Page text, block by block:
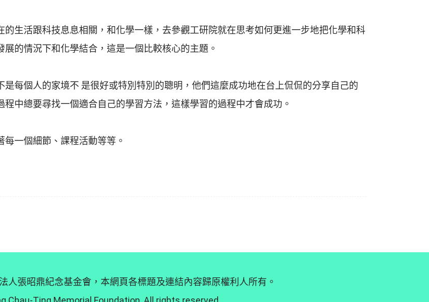
生活跟科技息息相關，和化學一樣，去參觀工研院就在思考如何更進一步地把化學和科
的情況下和化學結合，這是一個比較核心的主題。
每個人的家境不 是很好或特別特別的聰明，他們這麼成功地在台上侃侃的分享自己的
中總要尋找一個適合自己的學習方法，這樣學習的過程中才會成功。
一個細節、課程活動等等。
人張昭鼎紀念基金會，本網頁各標題及連結內容歸原權利人所有。